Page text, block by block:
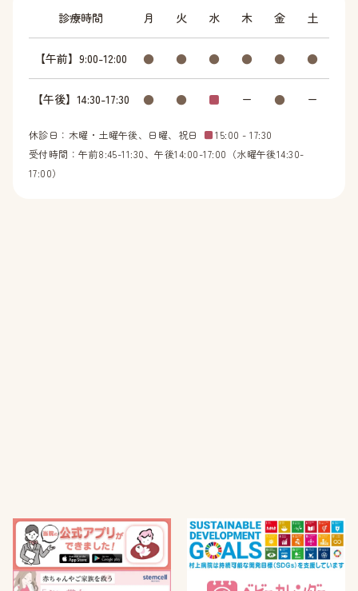
診療時間 月 火 水 木 金 土
【午前】9:00-12:00 ● ● ● ● ● ●
【午後】14:30-17:30 ● ● ■ ー ● ー
休診日：木曜・土曜午後、日曜、祝日 ■15:00 - 17:30
受付時間：午前8:45-11:30、午後14:00-17:00（水曜午後14:30-
17:00）